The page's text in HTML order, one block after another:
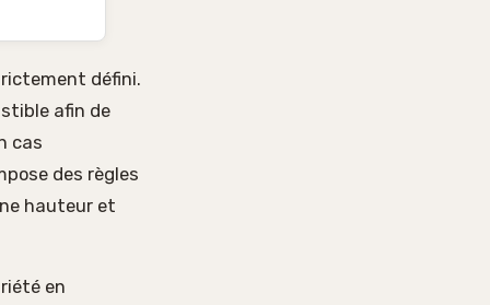
défini.
afin de
cas
des règles
hauteur et
en